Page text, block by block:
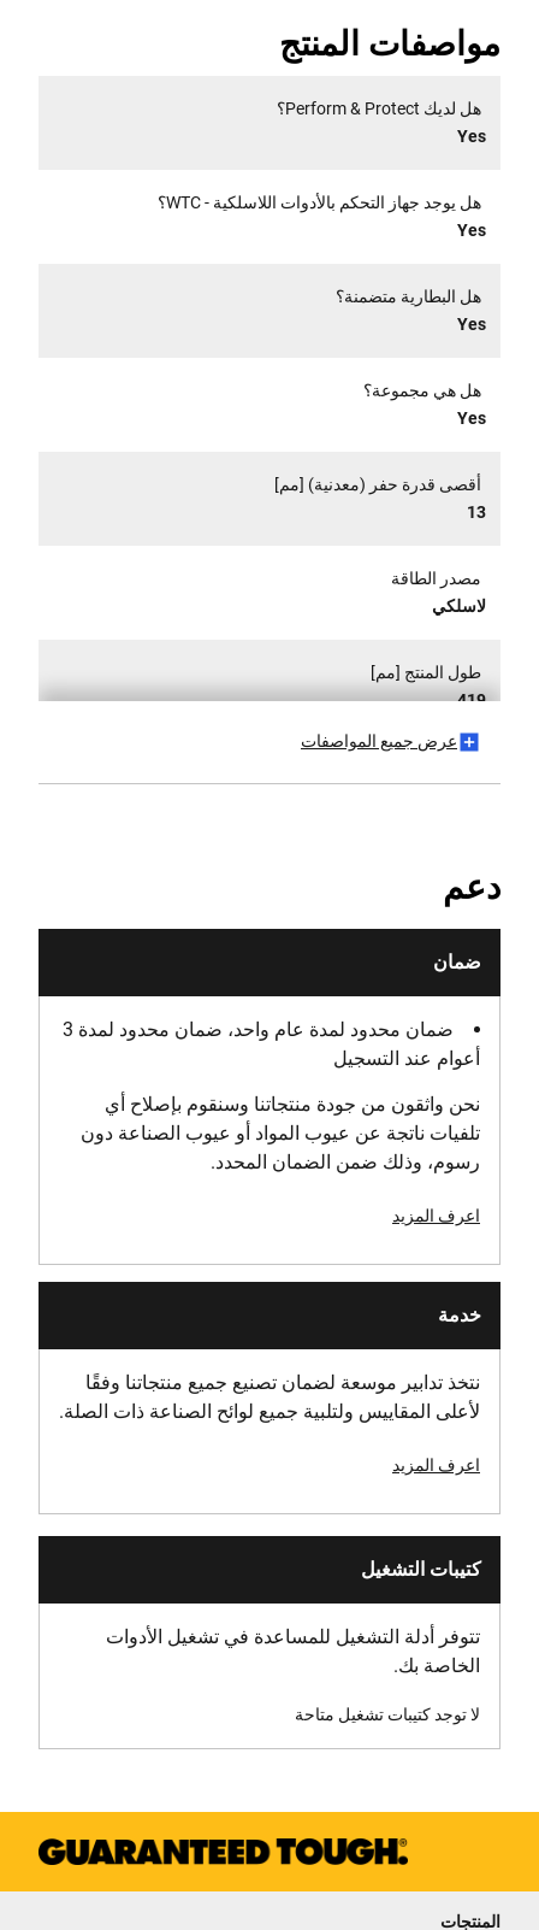
مواصفات المنتج
هل لديك Perform & Protect؟
Yes
هل يوجد جهاز التحكم بالأدوات اللاسلكية - WTC؟
Yes
هل البطارية متضمنة؟
Yes
هل هي مجموعة؟
Yes
أقصى قدرة حفر (معدنية) [مم]
13
مصدر الطاقة
لاسلكي
طول المنتج [مم]
419
95
قياس الاهتزاز (النقش) [م/ث²]
قياس الاهتزاز (الحفر) [م/ث²]
عرض جميع المواصفات
دعم
ضمان
ضمان محدود لمدة عام واحد، ضمان محدود لمدة 3
أعوام عند التسجيل
نحن واثقون من جودة منتجاتنا وسنقوم بإصلاح أي
تلفيات ناتجة عن عيوب المواد أو عيوب الصناعة دون
رسوم، وذلك ضمن الضمان المحدد.
اعرف المزيد
خدمة
نتخذ تدابير موسعة لضمان تصنيع جميع منتجاتنا وفقًا
لأعلى المقاييس ولتلبية جميع لوائح الصناعة ذات الصلة.
اعرف المزيد
كتيبات التشغيل
تتوفر أدلة التشغيل للمساعدة في تشغيل الأدوات
الخاصة بك.
لا توجد كتيبات تشغيل متاحة
المنتجات